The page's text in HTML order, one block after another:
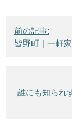
投
稿
ゲ
ー
前の記事:
皆野町｜一軒
誰にも知られ